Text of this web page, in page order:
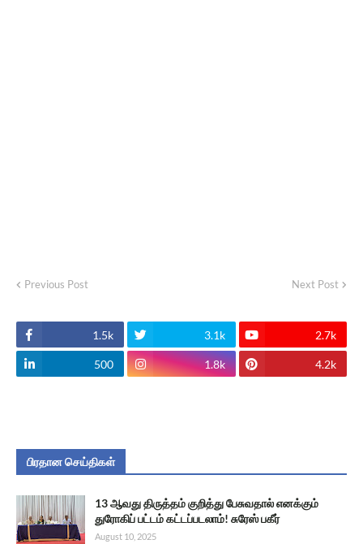
Previous Post Next Post
1.5k 3.1k 2.7k
500 1.8k 4.2k
பிரதான செய்திகள்
13 ஆவது திருத்தம் குறித்து பேசுவதால் எனக்கும்
துரோகிப் பட்டம் கட்டப்படலாம்! சுரேஸ் பகீர்
August 10, 2025